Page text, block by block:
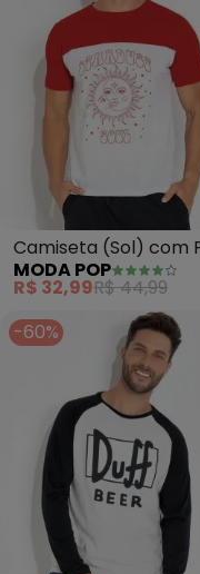
Camiseta (Sol) com
Frente e Costas
MODA POP
R$ 32,99R$ 44,99
-60%